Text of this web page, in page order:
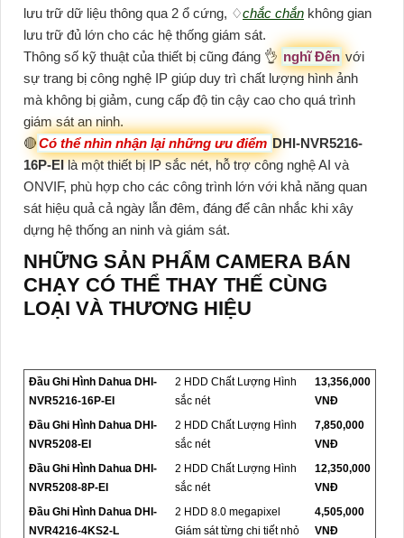
lưu trữ dữ liệu thông qua 2 ổ cứng, ♢chắc chắn không gian
lưu trữ đủ lớn cho các hệ thống giám sát.
Thông số kỹ thuật của thiết bị cũng đáng 👌 nghĩ Đến với
sự trang bị công nghệ IP giúp duy trì chất lượng hình ảnh
mà không bị giảm, cung cấp độ tin cậy cao cho quá trình
giám sát an ninh.
🔴Có thể nhìn nhận lại những ưu điểm DHI-NVR5216-
16P-EIlà một thiết bị IP sắc nét, hỗ trợ công nghệ AI và
ONVIF, phù hợp cho các công trình lớn với khả năng quan
sát hiệu quả cả ngày lẫn đêm, đáng để cân nhắc khi xây
dựng hệ thống an ninh và giám sát.
NHỮNG SẢN PHẨM CAMERA BÁN
CHẠY CÓ THỂ THAY THẾ CÙNG
LOẠI VÀ THƯƠNG HIỆU
Đầu Ghi Hình Dahua DHI-
NVR5216-16P-EI
2 HDD Chất Lượng Hình
sắc nét
13,356,000
VNĐ
Đầu Ghi Hình Dahua DHI-
NVR5208-EI
2 HDD Chất Lượng Hình
sắc nét
7,850,000
VNĐ
Đầu Ghi Hình Dahua DHI-
NVR5208-8P-EI
2 HDD Chất Lượng Hình
sắc nét
12,350,000
VNĐ
Đầu Ghi Hình Dahua DHI-
NVR4216-4KS2-L
2 HDD 8.0 megapixel
Giám sát từng chi tiết nhỏ
4,505,000
VNĐ